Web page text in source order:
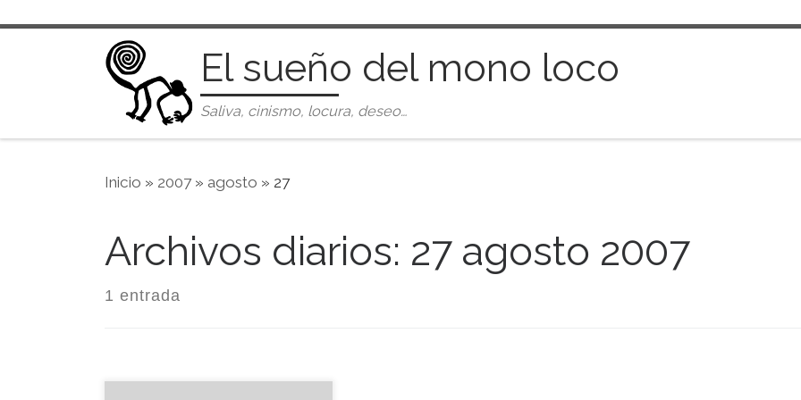
Saltar al contenido
El sueño del mono loco
Saliva, cinismo, locura, deseo…
Inicio » 2007 » agosto » 27
Archivos diarios: 27 agosto 2007
1 entrada